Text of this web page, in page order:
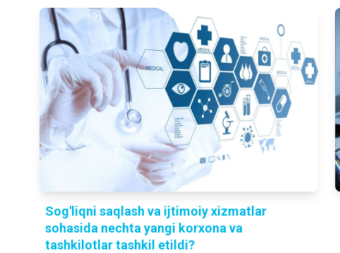
Sog'liqni saqlash va ijtimoiy xizmatlar
sohasida nechta yangi korxona va
tashkilotlar tashkil etildi?